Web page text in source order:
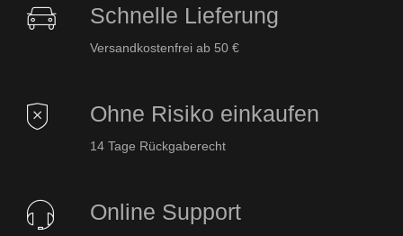
Schnelle Lieferung
Versandkostenfrei ab 50 €
Ohne Risiko einkaufen
14 Tage Rückgaberecht
Online Support